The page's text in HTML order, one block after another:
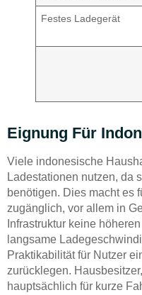
Festes Ladegerät
Eignung Für
Viele indonesische
Ladestationen nutzen, da
benötigen. Dies macht es
zugänglich, vor allem in
Infrastruktur keine
langsame
Praktikabilität für Nutzer
zurücklegen.
hauptsächlich für kurze